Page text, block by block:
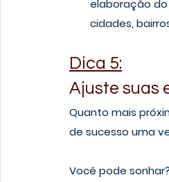
elaboração
cidades,
Dica 5:
Ajuste suas
Quanto mais
de sucesso uma
Você pode